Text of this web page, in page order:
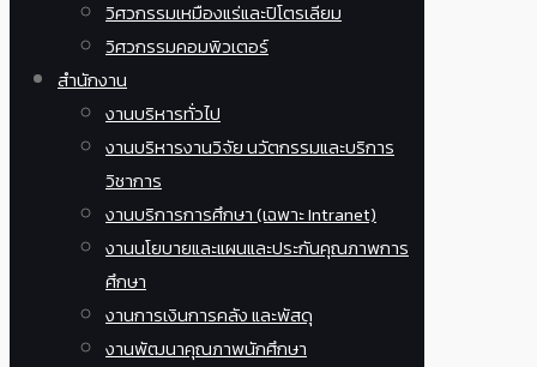
วิศวกรรมเหมืองแร่และปิโตรเลียม
วิศวกรรมคอมพิวเตอร์
สำนักงาน
งานบริหารทั่วไป
งานบริหารงานวิจัย นวัตกรรมและบริการ
วิชาการ
งานบริการการศึกษา (เฉพาะ Intranet)
งานนโยบายและแผนและประกันคุณภาพการ
ศึกษา
งานการเงินการคลัง และพัสดุ
งานพัฒนาคุณภาพนักศึกษา